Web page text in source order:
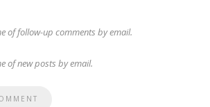
of follow-up comments by email.
of new posts by email.